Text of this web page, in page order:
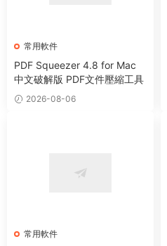
常用軟件
PDF Squeezer 4.8 for Mac
中文破解版 PDF文件壓縮工具
2026-08-06
常用軟件